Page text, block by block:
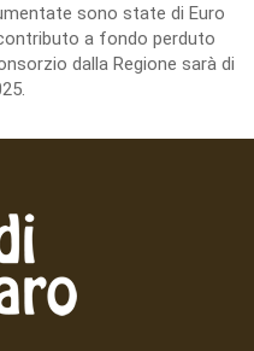
sono state di Euro
a fondo perduto
dalla Regione sarà di